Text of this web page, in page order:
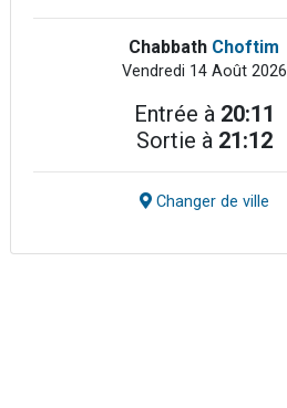
Chabbath Choftim
Vendredi 14 Août 2026
Entrée à 20:11
Sortie à 21:12
Changer de ville